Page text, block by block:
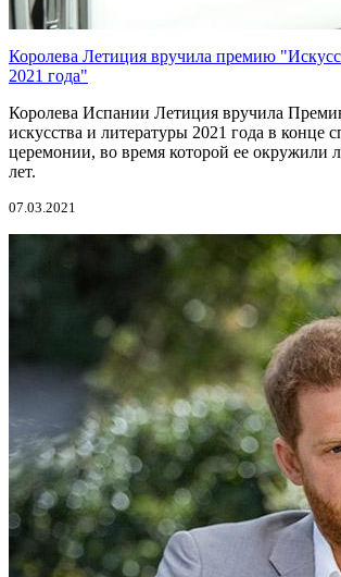
Королева Летиция вручила премию
2021 года"
Королева Испании Летиция вручила
искусства и литературы 2021 года в конце
церемонии, во время которой ее окружили
лет.
07.03.2021